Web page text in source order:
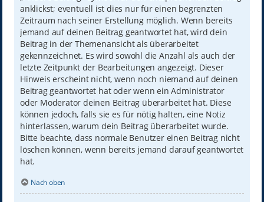
anklickst; eventuell ist dies nur für einen begrenzten
Zeitraum nach seiner Erstellung möglich. Wenn bereits
jemand auf deinen Beitrag geantwortet hat, wird dein
Beitrag in der Themenansicht als überarbeitet
gekennzeichnet. Es wird sowohl die Anzahl als auch der
letzte Zeitpunkt der Bearbeitungen angezeigt. Dieser
Hinweis erscheint nicht, wenn noch niemand auf deinen
Beitrag geantwortet hat oder wenn ein Administrator
oder Moderator deinen Beitrag überarbeitet hat. Diese
können jedoch, falls sie es für nötig halten, eine Notiz
hinterlassen, warum dein Beitrag überarbeitet wurde.
Bitte beachte, dass normale Benutzer einen Beitrag nicht
löschen können, wenn bereits jemand darauf geantwortet
hat.
Nach oben